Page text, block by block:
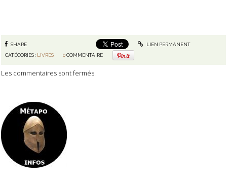
SHARE
LIEN PERMANENT
CATÉGORIES : LIVRES 0 COMMENTAIRE
Les commentaires sont fermés.